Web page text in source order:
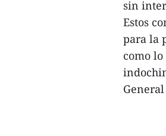
sin
Estos
para la
como